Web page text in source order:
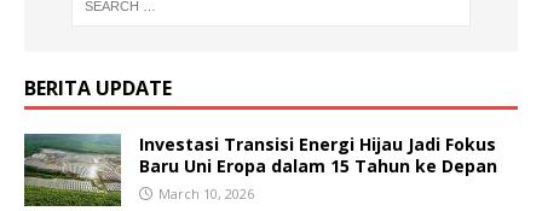
BERITA UPDATE
Investasi Transisi Energi Hijau Jadi Fokus
Baru Uni Eropa dalam 15 Tahun ke Depan
March 10, 2026